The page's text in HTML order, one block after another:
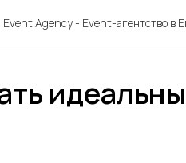
Agency - Event-агентство в